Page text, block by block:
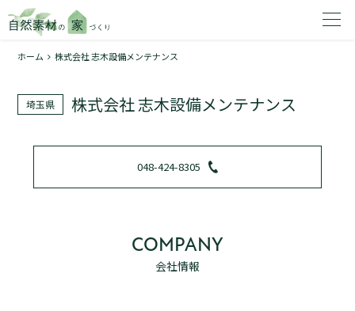
1
ホーム 株式会社 志木設備メンテナンス
埼玉県 株式会社 志木設備メンテナンス
048-424-8305
COMPANY
会社情報